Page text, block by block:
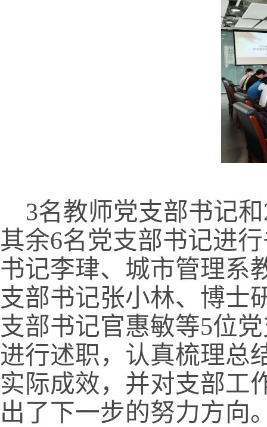
3名教师党支部书记
其余6名党支部书记进
书记李珒、城市管理系
支部书记张小林、博士
支部书记官惠敏等5位
进行述职，认真梳理总
实际成效，并对支部工
出了下一步的努力方向